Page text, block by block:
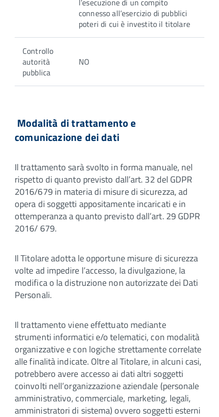
connesso all’esercizio di pubblici
poteri di cui è investito il titolare
Controllo
autorità
pubblica
NO
Modalità di trattamento e
comunicazione dei dati
Il trattamento sarà svolto in forma manuale, nel
rispetto di quanto previsto dall’art. 32 del GDPR
2016/679 in materia di misure di sicurezza, ad
opera di soggetti appositamente incaricati e in
ottemperanza a quanto previsto dall’art. 29 GDPR
2016/ 679.
Il Titolare adotta le opportune misure di sicurezza
volte ad impedire l’accesso, la divulgazione, la
modifica o la distruzione non autorizzate dei Dati
Personali.
Il trattamento viene effettuato mediante
strumenti informatici e/o telematici, con modalità
organizzative e con logiche strettamente correlate
alle finalità indicate. Oltre al Titolare, in alcuni casi,
potrebbero avere accesso ai dati altri soggetti
coinvolti nell’organizzazione aziendale (personale
amministrativo, commerciale, marketing, legali,
amministratori di sistema) ovvero soggetti esterni